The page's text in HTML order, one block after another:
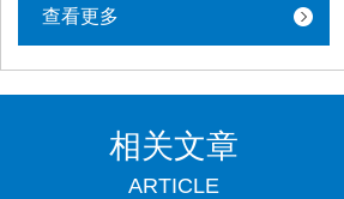
查看更多
相关文章
ARTICLE